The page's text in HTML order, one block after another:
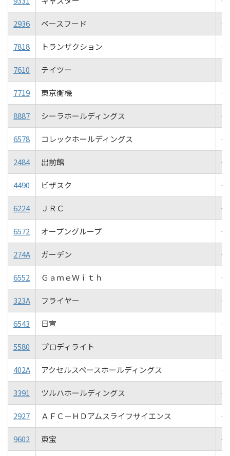
2936 ベースフード
7818 トランザクション
7610 テイツー
7719 東京衡機
8887 シーラホールディングス
6578 コレックホールディングス
2484 出前館
4490 ビザスク
6224 ＪＲＣ
6572 オープングループ
274A ガーデン
6552 ＧａｍｅＷｉｔｈ
323A フライヤー
6543 日宣
5580 プロディライト
402A アクセルスペースホールディングス
3391 ツルハホールディングス
2927 ＡＦＣ－ＨＤアムスライフサイエンス
9602 東宝